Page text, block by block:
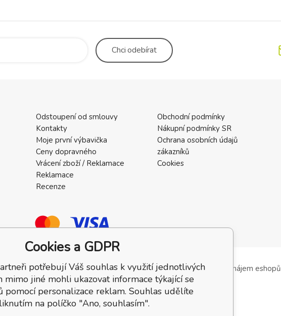
Chciodebírat
Odstoupení od smlouvy
Kontakty
Moje první výbavička
Ceny dopravného
Vrácení zboží / Reklamace
Reklamace
Recenze
Obchodní podmínky
Nákupní podmínky SR
Ochrana osobních údajů
zákazníků
Cookies
Tvorba a pronájem eshopů
Cookies a GDPR
potřebují Váš souhlas k využití jednotlivých
mimo jiné mohli ukazovat informace týkající se
pomocí personalizace reklam. Souhlas udělíte
na políčko "Ano, souhlasím".